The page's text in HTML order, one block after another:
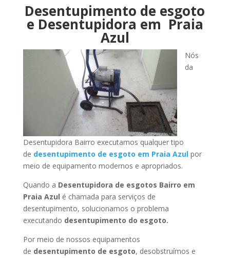
Desentupimento de esgoto
e Desentupidora em Praia
Azul
Nós
da
Desentupidora Bairro executamos qualquer tipo
de desentupimento de esgoto em Praia Azulpor
meio de equipamento modernos e apropriados.
Quando a Desentupidora de esgotos Bairro em
Praia Azul é chamada para serviços de
desentupimento, solucionamos o problema
executando desentupimento do esgoto.
Por meio de nossos equipamentos
de desentupimento de esgoto, desobstruímos e